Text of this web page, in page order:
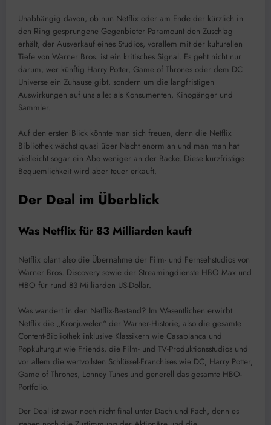
Unabhängig davon, ob nun Netflix oder am Ende der kürzlich in
den Ring gesprungene Gegenbieter Paramount den Zuschlag
erhält, der Ausverkauf eines Studios, vorallem mit der kulturellen
Tiefe von Warner Bros. ist ein kritisches Signal. Es geht nicht nur
darum, wer künftig Harry Potter, Game of Thrones oder dem DC
Universe ein Zuhause gibt, sondern um die langfristigen
Auswirkungen auf uns alle: als Konsumenten, Kinogänger und
Sammler.
Auf den ersten Blick könnte man sich freuen, denn die Netflix
Bibliothek wächst quasi über Nacht enorm an und man man hat
vielleicht sogar ein Abo weniger an der Backe. Diese kurzfristige
Bequemlichkeit wird aber teuer erkauft.
Der Deal im Überblick
Was Netflix für 83 Milliarden kauft
Netflix plant also die Übernahme der Film- und Fernsehstudios von
Warner Bros. Discovery sowie der Streamingdienste HBO Max und
HBO für rund 83 Milliarden US-Dollar.
Was wandert in den Netflix-Bestand? Im Wesentlichen erwirbt
Netflix die „Kronjuwelen“ der Warner-Historie, also die gesamte
Content-Bibliothek inklusive Klassikern wie Casablanca und
Popkulturgut wie Friends, die Film- und TV-Produktionsstudios und
vor allem die wertvollsten Schlüssel-Franchises wie DC, Harry Potter,
Game of Thrones, Lonney Tunes und generell das gesamte HBO-
Portfolio.
Der Deal ist zwar noch nicht final unter Dach und Fach, denn es